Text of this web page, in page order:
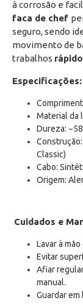
à corrosão e
faca de chef
seguro, sendo
movimento de
trabalhos
Especificações:
Material da
Dureza: ~58
Classic)
Cabo:
Origem:
Cuidados e
Lavar à
Evitar
Afiar
manual.
Guardar em